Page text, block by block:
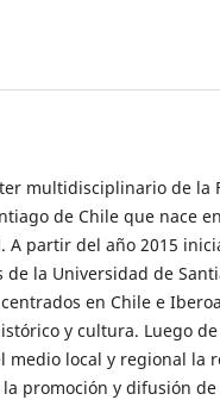
multidisciplinario de la
de Chile que nace
A partir del año 2015
la Universidad de
en Chile e
y cultura. Luego
local y regional la
promoción y difusión